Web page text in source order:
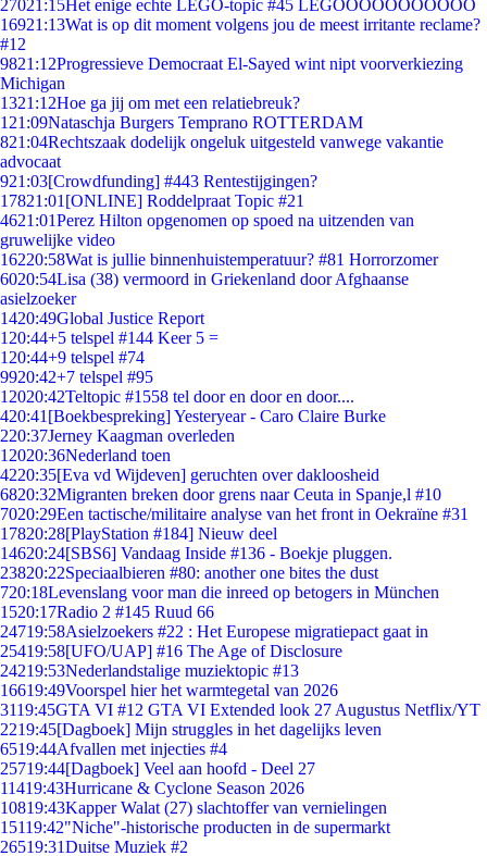
27021:15Het enige echte LEGO-topic #45 LEGOOOOOOOOOOO
16921:13Wat is op dit moment volgens jou de meest irritante reclame?
#12
9821:12Progressieve Democraat El-Sayed wint nipt voorverkiezing
Michigan
1321:12Hoe ga jij om met een relatiebreuk?
1 21:09Nataschja Burgers Temprano ROTTERDAM
821:04Rechtszaak dodelijk ongeluk uitgesteld vanwege vakantie
advocaat
921:03[Crowdfunding] #443 Rentestijgingen?
17821:01 [ONLINE] Roddelpraat Topic #21
4621:01Perez Hilton opgenomen op spoed na uitzenden van
gruwelijke video
16220:58Wat is jullie binnenhuistemperatuur? #81 Horrorzomer
6020:54Lisa (38) vermoord in Griekenland door Afghaanse
asielzoeker
1420:49Global Justice Report
1 20:44+5 telspel #144 Keer 5 =
1 20:44+9 telspel #74
9920:42+7 telspel #95
12020:42Teltopic #1558 tel door en door en door....
420:41 [Boekbespreking] Yesteryear - Caro Claire Burke
220:37Jerney Kaagman overleden
12020:36Nederland toen
4220:35[Eva vd Wijdeven] geruchten over dakloosheid
6820:32Migranten breken door grens naar Ceuta in Spanje,l #10
7020:29Een tactische/militaire analyse van het front in Oekraïne #31
17820:28[PlayStation #184] Nieuw deel
14620:24[SBS6] Vandaag Inside #136 - Boekje pluggen.
23820:22Speciaalbieren #80: another one bites the dust
720:18Levenslang voor man die inreed op betogers in München
1520:17Radio 2 #145 Ruud 66
24719:58Asielzoekers #22 : Het Europese migratiepact gaat in
25419:58[UFO/UAP] #16 The Age of Disclosure
24219:53Nederlandstalige muziektopic #13
16619:49Voorspel hier het warmtegetal van 2026
3119:45GTA VI #12 GTA VI Extended look 27 Augustus Netflix/YT
2219:45[Dagboek] Mijn struggles in het dagelijks leven
6519:44Afvallen met injecties #4
25719:44[Dagboek] Veel aan hoofd - Deel 27
11419:43Hurricane & Cyclone Season 2026
10819:43Kapper Walat (27) slachtoffer van vernielingen
15119:42"Niche"-historische producten in de supermarkt
26519:31Duitse Muziek #2